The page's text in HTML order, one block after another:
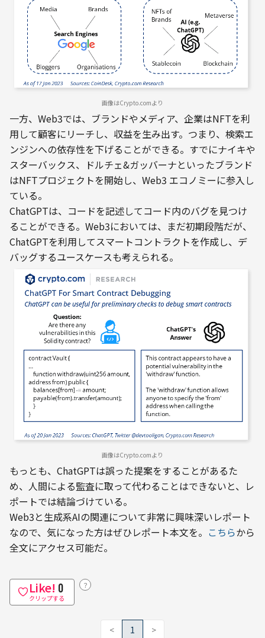
画像はCrypto.comより
一方、Web3では、ブランドやメディア、企業はNFTを利
用して顧客にリーチし、収益を生み出す。つまり、検索エ
ンジンへの依存性を下げることができる。すでにナイキや
スターバックス、ドルチェ&ガッバーナといったブランド
はNFTプロジェクトを開始し、Web3 エコノミーに参入し
ている。
ChatGPTは、コードを記述してコード内のバグを見つけ
ることができる。Web3においては、まだ初期段階だが、
ChatGPTを利用してスマートコントラクトを作成し、デ
バッグするユースケースも考えられる。
画像はCrypto.comより
もっとも、ChatGPTは誤った提案をすることがあるた
め、人間による監査に取って代わることはできないと、レ
ポートでは結論づけている。
Web3と生成系AIの関連について非常に興味深いレポート
なので、気になった方はぜひレポート本文を。 こちらから
全文にアクセス可能だ。
Like! 0
クリップする
？
< 1 >